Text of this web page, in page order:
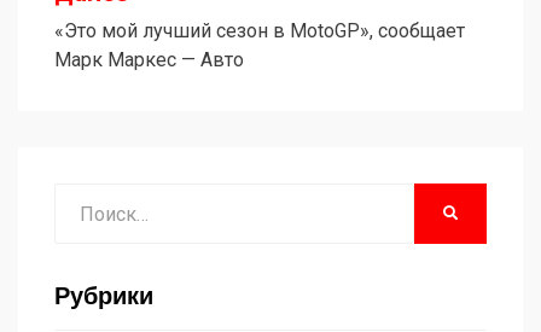
«Это мой лучший сезон в MotoGP», сообщает
Марк Маркес — Авто
Рубрики